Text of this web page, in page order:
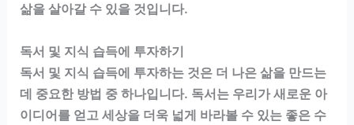
삶을 살아갈 수 있을 것입니다.
독서 및 지식 습득에 투자하기
독서 및 지식 습득에 투자하는 것은 더 나은 삶을 만드는
데 중요한 방법 중 하나입니다. 독서는 우리가 새로운 아
이디어를 얻고 세상을 더욱 넓게 바라볼 수 있는 좋은 수